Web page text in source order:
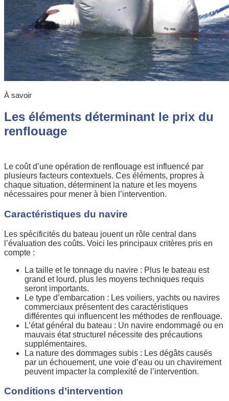
À savoir
Les éléments déterminant le prix du
renflouage
Le coût d’une opération de renflouage est influencé par
plusieurs facteurs contextuels. Ces éléments, propres à
chaque situation, déterminent la nature et les moyens
nécessaires pour mener à bien l’intervention.
Caractéristiques du navire
Les spécificités du bateau jouent un rôle central dans
l’évaluation des coûts. Voici les principaux critères pris en
compte :
La taille et le tonnage du navire : Plus le bateau est
grand et lourd, plus les moyens techniques requis
seront importants.
Le type d’embarcation : Les voiliers, yachts ou navires
commerciaux présentent des caractéristiques
différentes qui influencent les méthodes de renflouage.
L’état général du bateau : Un navire endommagé ou en
mauvais état structurel nécessite des précautions
supplémentaires.
La nature des dommages subis : Les dégâts causés
par un échouement, une voie d’eau ou un chavirement
peuvent impacter la complexité de l’intervention.
Conditions d’intervention